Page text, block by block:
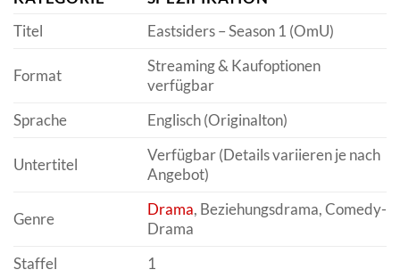
Titel
Eastsiders – Season 1 (OmU)
Format
Streaming & Kaufoptionen
verfügbar
Sprache
Englisch (Originalton)
Untertitel
Verfügbar (Details variieren je nach
Angebot)
Genre
Drama, Beziehungsdrama, Comedy-
Drama
Staffel
1